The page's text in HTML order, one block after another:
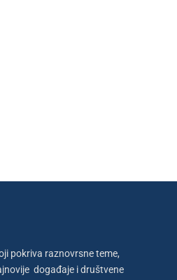
pokriva raznovrsne teme,
događaje i društvene